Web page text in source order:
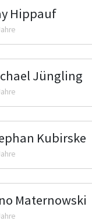
Hippauf
Jüngling
Kubirske
Maternowski